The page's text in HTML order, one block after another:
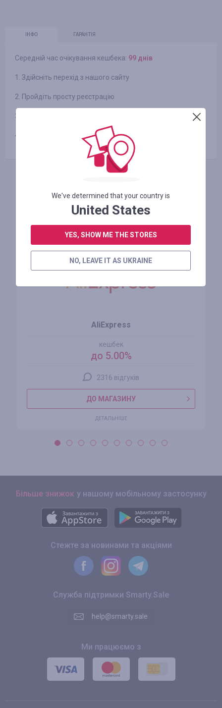
ІНФО ГАРАНТІЯ
Середній час очікування кешбека: 99 днів
1. Здійсніть перехід з нашого сайту
2. Пройдіть просту реєстрацію
3. Виберіть один із поданих пакетів
4. Сплатіть і отримаєте Кешбек від Smarty.Sale
Схожі магазини
AliExpress
кешбек
до 5.00%
2316 відгуків
ДО МАГАЗИНУ
ДЕТАЛЬНІШЕ
Більше знижок у нашому мобільному застосунку
Стежте за новинами та акціями
Служба підтримки Smarty.Sale
help@smarty.sale
Ми працюємо з
We've determined that your country is
United States
YES, SHOW ME THE STORES
NO, LEAVE IT AS UKRAINE